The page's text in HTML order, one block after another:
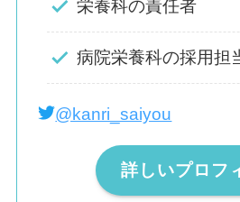
栄養科の責任者
病院栄養科の採用担
@kanri_saiyou
詳しいプロフ